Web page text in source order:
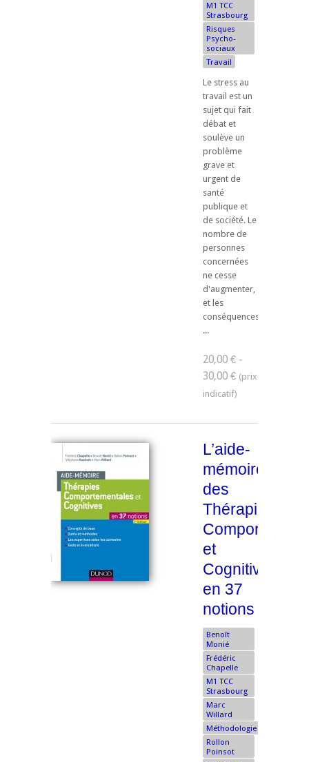
M1 TCC
Strasbourg
Risques
Psycho-
sociaux
Travail
Le stress au
travail est un
sujet qui fait
débat et
soulève un
problème
grave et
urgent de
santé
publique et
de société. Le
nombre de
personnes
concernées
ne cesse
d'augmenter,
et les
conséquences
...
20,00 € -
30,00 €
L’aide-
mémoire
des
Thérapies
et
Cognitives
en 37
notions
Benoît
Monié
Frédéric
Chapelle
M1 TCC
Strasbourg
Marc
Willard
Méthodologie
Rollon
Poinsot